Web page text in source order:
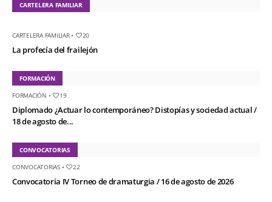
CARTELERA FAMILIAR
CARTELERA FAMILIAR• 20
La profecía del frailejón
FORMACIÓN
FORMACIÓN • 19
Diplomado ¿Actuar lo contemporáneo? Distopías y sociedad actual /
18 de agosto de...
CONVOCATORIAS
CONVOCATORIAS• 22
Convocatoria IV Torneo de dramaturgia / 16 de agosto de 2026